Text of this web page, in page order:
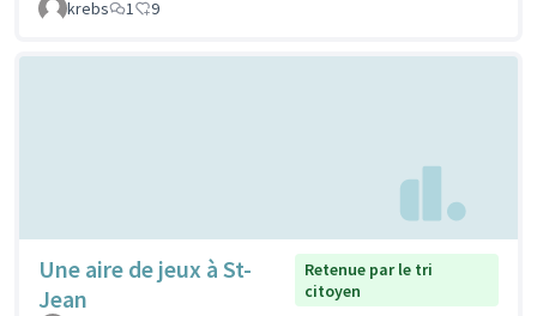
krebs
1 9
Une aire de jeux à St-
Jean
Retenue par le tri
citoyen